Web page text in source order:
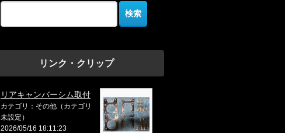
リンク・クリップ
リアキャンバーシム取付
カテゴリ：その他（カテゴリ
未設定）
2026/05/16 18:11:23